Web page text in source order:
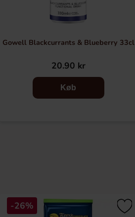
Gowell Blackcurrants & Blueberry 33cl
20.90 kr
Køb
-26%